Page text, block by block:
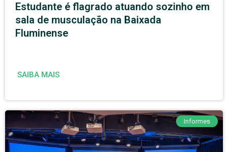
Estudante é flagrado atuando sozinho em
sala de musculação na Baixada
Fluminense
SAIBA MAIS
Informes